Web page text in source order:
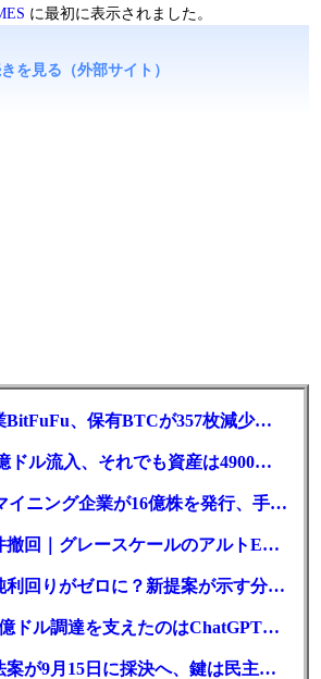
に最初に表示されました。
を見る（外部サイト）
ビットコイン企業BitFuFu、保有BTCが357枚減少｜前払いが要因
ソラナETFに2.6億ドル流入、それでも資産は4900万ドル減
売上ゼロのBTCマイニング企業が16億株を発行、手元現金は23万ドル
わずか190秒で3件撤回｜グレースケールのアルトETF戦略に変化か
イーサリアムの純利回りがゼロに？新提案が示す分岐点とは
セイラー氏、150億ドル調達を支えたのはChatGPT｜新型優先株
米重要仮想通貨法案が9月15日に採決へ、鍵は民主党7人の賛成票